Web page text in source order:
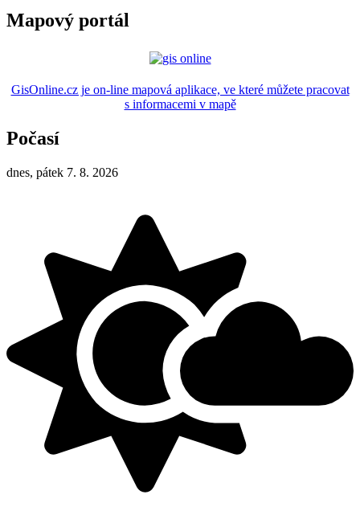
Mapový portál
GisOnline.cz je on-line mapová aplikace, ve které můžete pracovat
s informacemi v mapě
Počasí
dnes, pátek 7. 8. 2026